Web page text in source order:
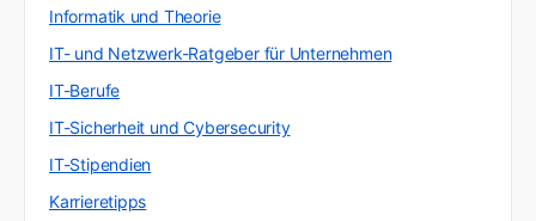
Informatik und Theorie
IT- und Netzwerk-Ratgeber für Unternehmen
IT-Berufe
IT-Sicherheit und Cybersecurity
IT-Stipendien
Karrieretipps